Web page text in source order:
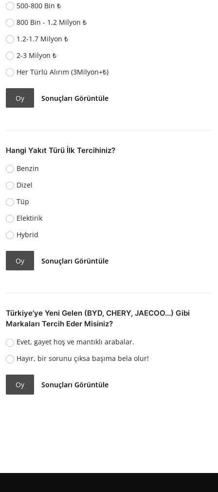
500-800 Bin ₺
800 Bin - 1.2 Milyon ₺
1.2-1.7 Milyon ₺
2-3 Milyon ₺
Her Türlü Alırım (3Milyon+₺)
Oy Sonuçları Görüntüle
Hangi Yakıt Türü İlk Tercihiniz?
Benzin
Dizel
Tüp
Elektirik
Hybrid
Oy Sonuçları Görüntüle
Türkiye'ye Yeni Gelen (BYD, CHERY, JAECOO...) Gibi
Markaları Tercih Eder Misiniz?
Evet, gayet hoş ve mantıklı arabalar.
Hayır, bir sorunu çıksa başıma bela olur!
Oy Sonuçları Görüntüle